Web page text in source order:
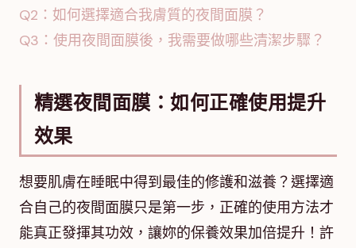
Q2：如何選擇適合我膚質的夜間面膜？
Q3：使用夜間面膜後，我需要做哪些清潔步驟？
精選夜間面膜：如何正確使用提升
效果
想要肌膚在睡眠中得到最佳的修護和滋養？選擇適
合自己的夜間面膜只是第一步，正確的使用方法才
能真正發揮其功效，讓妳的保養效果加倍提升！許